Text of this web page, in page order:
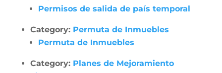
Permisos de salida de país temporal
Category: Permuta de Inmuebles
Permuta de Inmuebles
Category: Planes de Mejoramiento